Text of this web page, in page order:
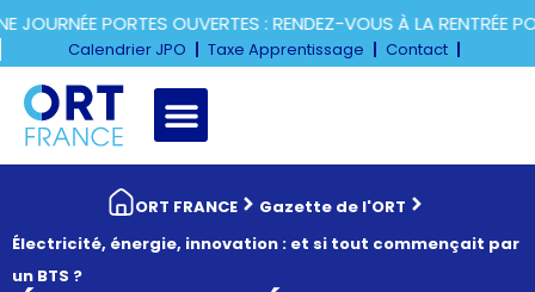
PORTES OUVERTES : RENDEZ-VOUS À LA RENTRÉE
Calendrier JPO Taxe Apprentissage Contact
ORT FRANCE
Gazette de l'ORT
Électricité, énergie, innovation : et si tout commençait par
un BTS ?